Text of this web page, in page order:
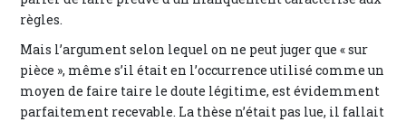
règles.
Mais l’argument selon lequel on ne peut juger que « sur
pièce », même s’il était en l’occurrence utilisé comme un
moyen de faire taire le doute légitime, est évidemment
parfaitement recevable. La thèse n’était pas lue, il fallait